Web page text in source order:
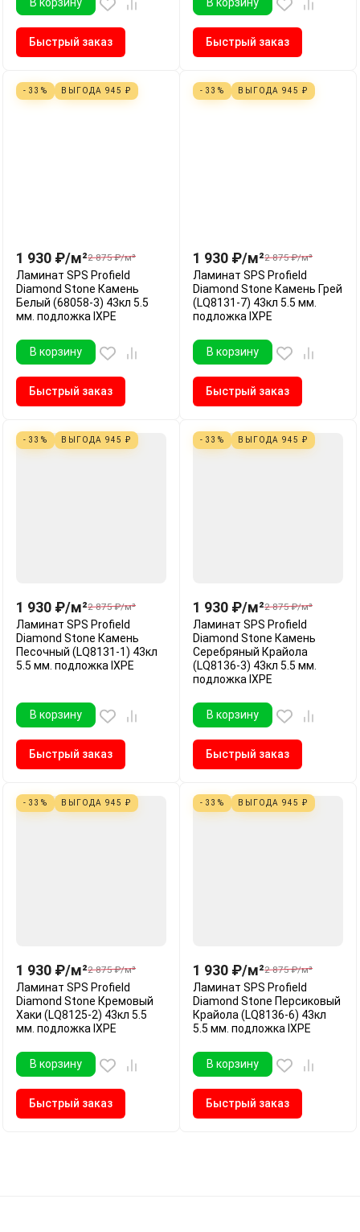
Быстрый заказ Быстрый заказ
- 33% ВЫГОДА 945 ₽
1 930 ₽/м²2 875 ₽/м²
Ламинат SPS Profield
Diamond Stone Камень
Белый (68058-3) 43кл 5.5
мм. подложка IXPE
В корзину
Быстрый заказ
- 33% ВЫГОДА 945 ₽
1 930 ₽/м²2 875 ₽/м²
Ламинат SPS Profield
Diamond Stone Камень Грей
(LQ8131-7) 43кл 5.5 мм.
подложка IXPE
В корзину
Быстрый заказ
- 33% ВЫГОДА 945 ₽
1 930 ₽/м²2 875 ₽/м²
Ламинат SPS Profield
Diamond Stone Камень
Песочный (LQ8131-1) 43кл
5.5 мм. подложка IXPE
В корзину
Быстрый заказ
- 33% ВЫГОДА 945 ₽
1 930 ₽/м²2 875 ₽/м²
Ламинат SPS Profield
Diamond Stone Камень
Серебряный Крайола
(LQ8136-3) 43кл 5.5 мм.
подложка IXPE
В корзину
Быстрый заказ
- 33% ВЫГОДА 945 ₽
1 930 ₽/м²2 875 ₽/м²
Ламинат SPS Profield
Diamond Stone Кремовый
Хаки (LQ8125-2) 43кл 5.5
мм. подложка IXPE
В корзину
Быстрый заказ
- 33% ВЫГОДА 945 ₽
1 930 ₽/м²2 875 ₽/м²
Ламинат SPS Profield
Diamond Stone Персиковый
Крайола (LQ8136-6) 43кл
5.5 мм. подложка IXPE
В корзину
Быстрый заказ